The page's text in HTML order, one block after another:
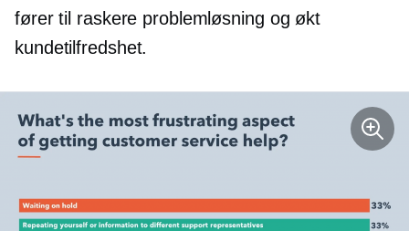
fører til raskere problemløsning og økt
kundetilfredshet.